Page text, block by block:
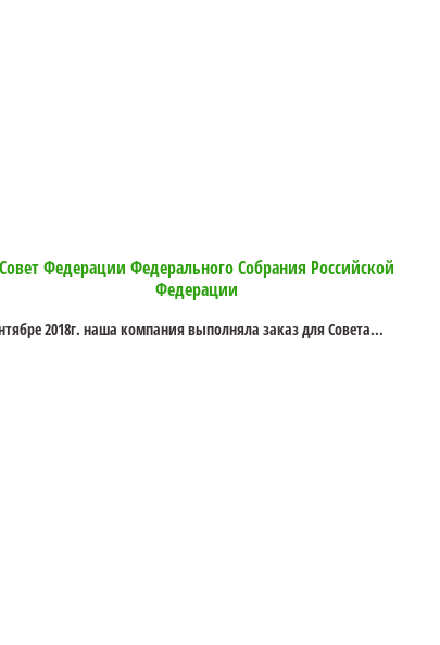
Совет Федерации Федерального Собрания Российской
Федерации
2018г. наша компания выполняла заказ для Совета...